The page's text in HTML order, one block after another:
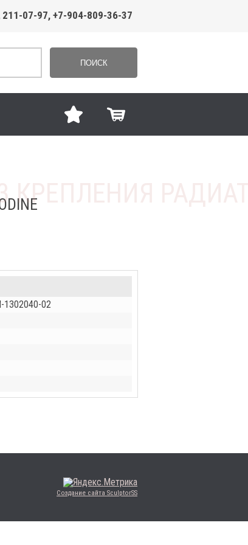
211-07-97, +7-904-809-36-37
ПОИСК
1302040-02
Создание сайта SculptorSS